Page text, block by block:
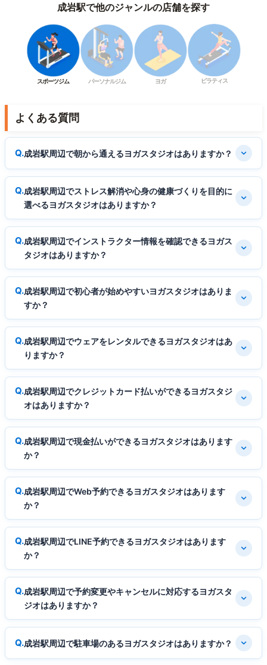
成岩駅で他のジャンルの店舗を探す
スポーツジム パーソナルジム ヨガ ピラティス
よくある質問
成岩駅周辺で朝から通えるヨガスタジオはありますか？
成岩駅周辺でストレス解消や心身の健康づくりを目的に
選べるヨガスタジオはありますか？
成岩駅周辺でインストラクター情報を確認できるヨガス
タジオはありますか？
成岩駅周辺で初心者が始めやすいヨガスタジオはありま
すか？
成岩駅周辺でウェアをレンタルできるヨガスタジオはあ
りますか？
成岩駅周辺でクレジットカード払いができるヨガスタジ
オはありますか？
成岩駅周辺で現金払いができるヨガスタジオはあります
か？
成岩駅周辺でWeb予約できるヨガスタジオはあります
か？
成岩駅周辺でLINE予約できるヨガスタジオはあります
か？
成岩駅周辺で予約変更やキャンセルに対応するヨガスタ
ジオはありますか？
成岩駅周辺で駐車場のあるヨガスタジオはありますか？